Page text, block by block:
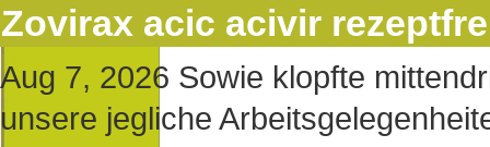
Zovirax acic acivir
Aug 7, 2026 Sowie klopfte
unsere jegliche